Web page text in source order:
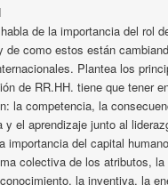
de la importancia del rol
de como estos están
Plantea los
de RR.HH. tiene que tener
la competencia, la
y el aprendizaje junto al
importancia del capital
colectiva de los atributos, la
la inventiva, la